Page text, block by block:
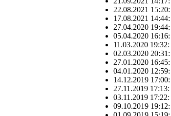
22.08.2021 15:20:
17.08.2021 14:44:
27.04.2020 19:44:
05.04.2020 16:16:
11.03.2020 19:32:
02.03.2020 20:31:
27.01.2020 16:45:
04.01.2020 12:59:
14.12.2019 17:00:
27.11.2019 17:13:
03.11.2019 17:22:
09.10.2019 19:12: